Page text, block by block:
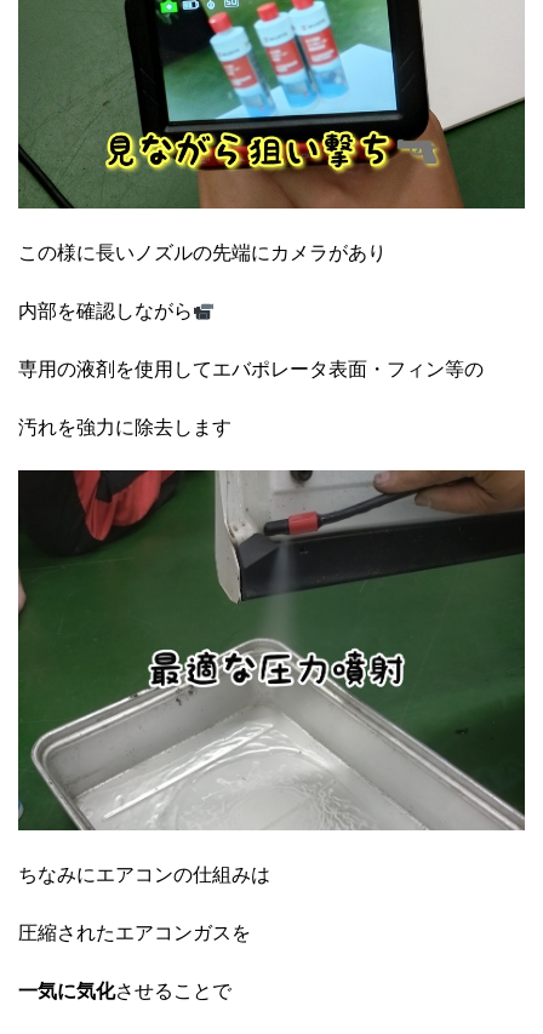
この様に長いノズルの先端にカメラがあり
内部を確認しながら
専用の液剤を使用してエバポレータ表面・フィン等の
汚れを強力に除去します
ちなみにエアコンの仕組みは
圧縮されたエアコンガスを
一気に気化させることで